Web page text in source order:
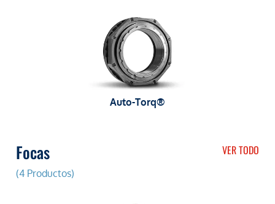
Auto-Torq®
Focas
(4 Productos)
VER TODO